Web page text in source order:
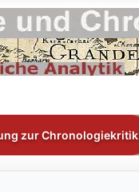
zur Chronologiekritik